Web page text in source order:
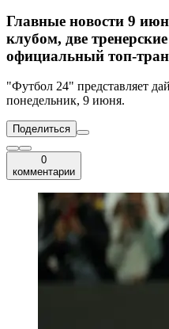
Главные новости 9
клубом, две
официальный топ-
"Футбол 24" представляет
понедельник, 9 июня.
Поделиться
0
комментарии